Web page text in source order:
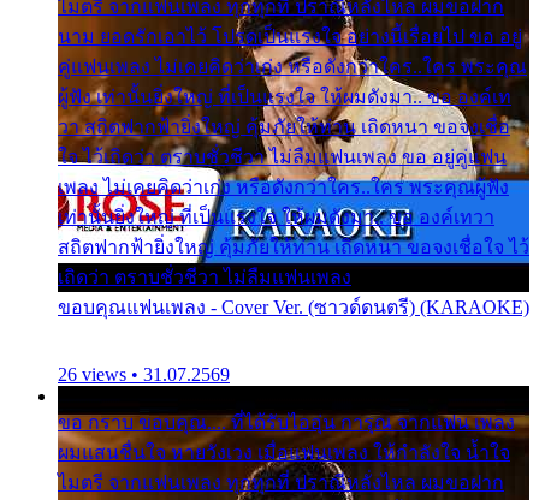
ไมตรี จากแฟนเพลง ทุกทุกที่ ปราณีหลั่งไหล ผมขอฝาก
นาม ยอดรักเอาไว้ โปรดเป็นแรงใจ อย่างนี้เรื่อยไป ขอ อยู่
คู่แฟนเพลง ไม่เคยคิดว่าเก่ง หรือดังกว่าใคร..ใคร พระคุณ
ผู้ฟัง เท่านั้นยิ่งใหญ่ ที่เป็นแรงใจ ให้ผมดังมา.. ขอ องค์เท
วา สถิตฟากฟ้ายิ่งใหญ่ คุ้มภัยให้ท่าน เถิดหนา ขอจงเชื่อ
ใจ ไว้เถิดว่า ตราบชั่วชีวา ไม่ลืมแฟนเพลง ขอ อยู่คู่แฟน
เพลง ไม่เคยคิดว่าเก่ง หรือดังกว่าใคร..ใคร พระคุณผู้ฟัง
เท่านั้นยิ่งใหญ่ ที่เป็นแรงใจ ให้ผมดังมา.. ขอ องค์เทวา
สถิตฟากฟ้ายิ่งใหญ่ คุ้มภัยให้ท่าน เถิดหนา ขอจงเชื่อใจ ไว้
เถิดว่า ตราบชั่วชีวา ไม่ลืมแฟนเพลง
ขอบคุณแฟนเพลง - Cover Ver. (ซาวด์ดนตรี) (KARAOKE)
26 views • 31.07.2569
ขอ กราบ ขอบคุณ.... ที่ได้รับไออุ่น การุณ จากแฟน เพลง
ผมแสนชื่นใจ หายวังเวง เมื่อแฟนเพลง ให้กำลังใจ น้ำใจ
ไมตรี จากแฟนเพลง ทุกทุกที่ ปราณีหลั่งไหล ผมขอฝาก